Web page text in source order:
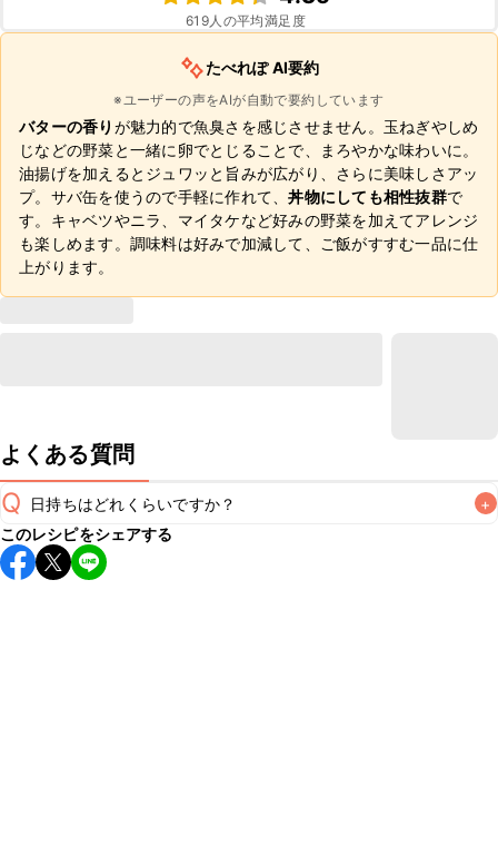
619人の平均満足度
たべれぽ AI要約
※ユーザーの声をAIが自動で要約しています
バターの香り が魅力的で魚臭さを感じさせません。玉ねぎやしめ
じなどの野菜と一緒に卵でとじることで、まろやかな味わいに。
油揚げを加えるとジュワッと旨みが広がり、さらに美味しさアッ
プ。サバ缶を使うので手軽に作れて、丼物にしても相性抜群で
す。キャベツやニラ、マイタケなど好みの野菜を加えてアレンジ
も楽しめます。調味料は好みで加減して、ご飯がすすむ一品に仕
上がります。
よくある質問
Q 日持ちはどれくらいですか？ +
保存期間は冷蔵で翌日中が目安です。なるべくお早めにお召
し上がりください。
このレシピをシェアする